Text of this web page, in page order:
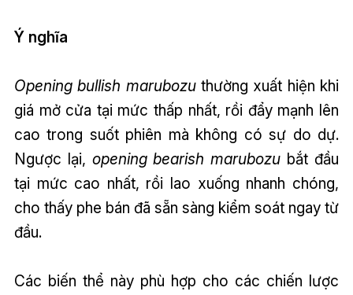
Ý nghĩa
Opening bullish marubozuthường xuất hiện khi
giá mở cửa tại mức thấp nhất, rồi đẩy mạnh lên
cao trong suốt phiên mà không có sự do dự.
Ngược lại, opening bearish marubozu bắt đầu
tại mức cao nhất, rồi lao xuống nhanh chóng,
cho thấy phe bán đã sẵn sàng kiểm soát ngay từ
đầu.
Các biến thể này phù hợp cho các chiến lược